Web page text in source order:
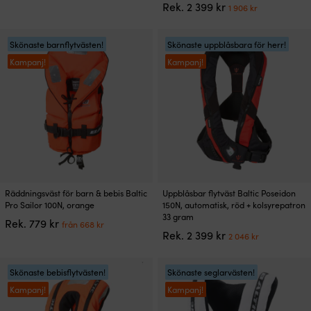
De
olika
alternativen
produktsidan
flera
De
olika
alternativen
produktsidan
Rek. 2 399 krDet
var:
399 kr.
1 906 krDet
är:
906 kr.
Skönaste barnflytvästen!
Kampanj!
Den
här
har
De
olika
alternativen
Räddningsväst för barn & bebis Baltic
Pro Sailor 100N, orange
Rek. 779 krDet
779 kr.
från 668 krDet
från
668 kr.
Skönaste uppblåsbara för herr!
Kampanj!
Den
här
produkten
flera
De
olika
alternativen
Uppblåsbar flytväst Baltic Poseidon
150N, automatisk, röd + kolsyrepatron
33 gram
Rek. 2 399 kr Det
var:
2
399 kr.
2 046 krDet
är:
2
046 kr.
Skönaste bebisflytvästen!
Kampanj!
Skönaste seglarvästen!
Kampanj!